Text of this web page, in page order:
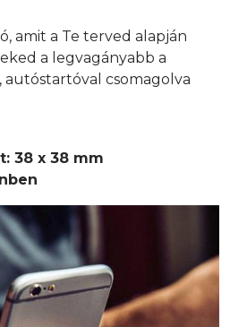
amit a Te terved alapján
a legvagányabb a
autóstartóval csomagolva
38 x 38 mm